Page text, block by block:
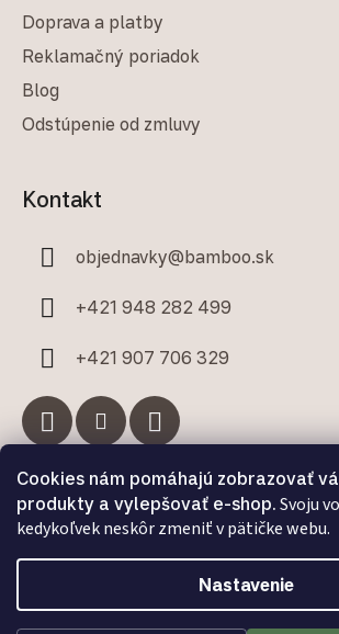
Cookies nám pomáhajú zobrazovať
produkty a vylepšovať e-shop. Svoju
kedykoľvek neskôr zmeniť v pätičke webu.
Nastavenie
Doprava a platby
Reklamačný poriadok
Blog
Odstúpenie od zmluvy
Kontakt
objednavky@bamboo.sk
+421 948 282 499
+421 907 706 329
Facebook